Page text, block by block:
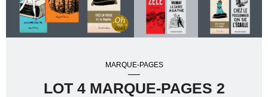
MARQUE-PAGES
LOT 4 MARQUE-PAGES 2